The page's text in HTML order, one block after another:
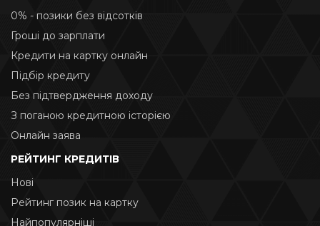
0% - позики без відсотків
Гроші до зарплати
Кредити на картку онлайн
Підбір кредиту
Без підтвердження доходу
З поганою кредитною історією
Онлайн заява
РЕЙТИНГ КРЕДИТІВ
Нові
Рейтинг позик на картку
Найпопулярніші